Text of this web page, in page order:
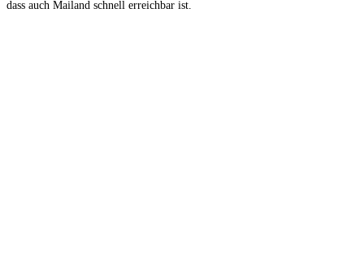
dass auch Mailand schnell erreichbar ist.